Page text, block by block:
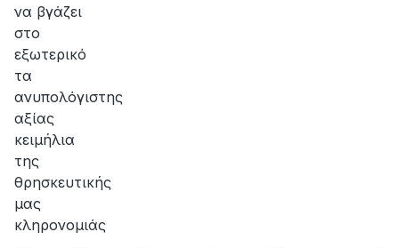
να βγάζει
στο
εξωτερικό
τα
ανυπολόγιστης
αξίας
κειμήλια
της
θρησκευτικής
μας
κληρονομιάς